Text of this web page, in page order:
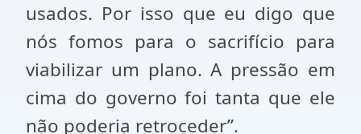
usados. Por isso que eu digo que
nós fomos para o sacrifício para
viabilizar um plano. A pressão em
cima do governo foi tanta que ele
não poderia retroceder”.